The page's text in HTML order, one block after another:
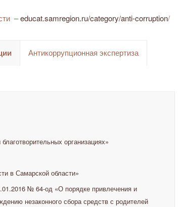
–educat.samregion.ru/category/anti-corruption/
Антикоррупционная экспертиза
организациях»
в Самарской области»
№ 64-од «О порядке привлечения и
незаконного сбора средств с родителей